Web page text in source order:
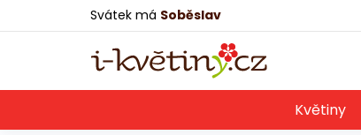
Svátek má Soběslav
Květiny